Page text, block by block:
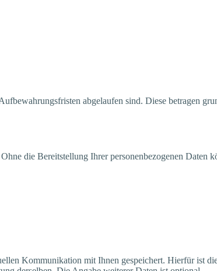
abge­lau­fen sind. Die­se betra­gen
die Bereit­stel­lung Ihrer per­so­nen­be­zo­ge­nen Daten
Kom­mu­ni­ka­ti­on mit Ihnen gespei­chert. Hier­für ist